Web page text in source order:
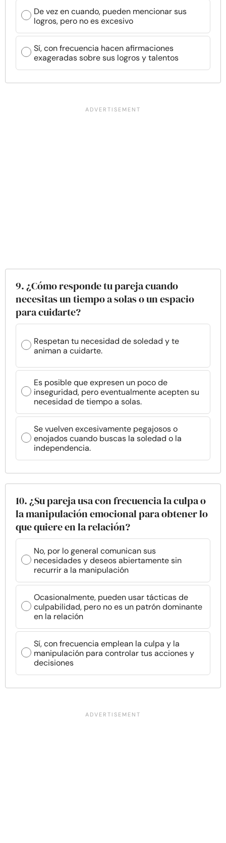
De vez en cuando, pueden mencionar sus
logros, pero no es excesivo
Sí, con frecuencia hacen afirmaciones
exageradas sobre sus logros y talentos
9. ¿Cómo responde tu pareja cuando
necesitas un tiempo a solas o un espacio
para cuidarte?
Respetan tu necesidad de soledad y te
animan a cuidarte.
Es posible que expresen un poco de
inseguridad, pero eventualmente acepten su
necesidad de tiempo a solas.
Se vuelven excesivamente pegajosos o
enojados cuando buscas la soledad o la
independencia.
10. ¿Su pareja usa con frecuencia la culpa o
la manipulación emocional para obtener lo
que quiere en la relación?
No, por lo general comunican sus
necesidades y deseos abiertamente sin
recurrir a la manipulación
Ocasionalmente, pueden usar tácticas de
culpabilidad, pero no es un patrón dominante
en la relación
Sí, con frecuencia emplean la culpa y la
manipulación para controlar tus acciones y
decisiones